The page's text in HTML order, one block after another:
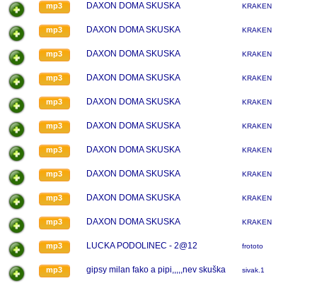
mp3 DAXON DOMA SKUSKA KRAKEN
mp3 DAXON DOMA SKUSKA KRAKEN
mp3 DAXON DOMA SKUSKA KRAKEN
mp3 DAXON DOMA SKUSKA KRAKEN
mp3 DAXON DOMA SKUSKA KRAKEN
mp3 DAXON DOMA SKUSKA KRAKEN
mp3 DAXON DOMA SKUSKA KRAKEN
mp3 DAXON DOMA SKUSKA KRAKEN
mp3 DAXON DOMA SKUSKA KRAKEN
mp3 DAXON DOMA SKUSKA KRAKEN
mp3 LUCKA PODOLINEC - 2@12 frototo
mp3 gipsy milan fako a pipi,,,,,nev skuška sivak.1